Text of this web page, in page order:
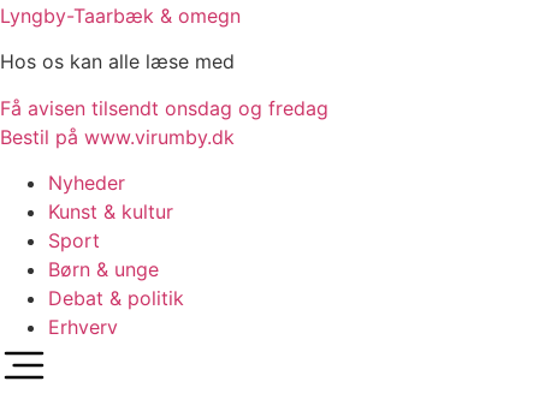
Lyngby-Taarbæk & omegn
Hos os kan alle læse med
Få avisen tilsendt onsdag og fredag
Bestil på www.virumby.dk
Nyheder
Kunst & kultur
Sport
Børn & unge
Debat & politik
Erhverv